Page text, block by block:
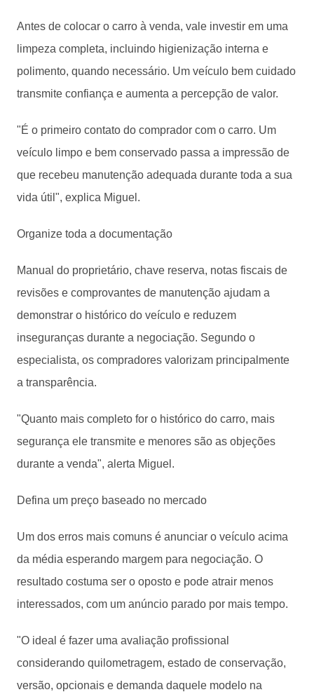
Antes de colocar o carro à venda, vale investir em uma
limpeza completa, incluindo higienização interna e
polimento, quando necessário. Um veículo bem cuidado
transmite confiança e aumenta a percepção de valor.
"É o primeiro contato do comprador com o carro. Um
veículo limpo e bem conservado passa a impressão de
que recebeu manutenção adequada durante toda a sua
vida útil", explica Miguel.
Organize toda a documentação
Manual do proprietário, chave reserva, notas fiscais de
revisões e comprovantes de manutenção ajudam a
demonstrar o histórico do veículo e reduzem
inseguranças durante a negociação. Segundo o
especialista, os compradores valorizam principalmente
a transparência.
"Quanto mais completo for o histórico do carro, mais
segurança ele transmite e menores são as objeções
durante a venda", alerta Miguel.
Defina um preço baseado no mercado
Um dos erros mais comuns é anunciar o veículo acima
da média esperando margem para negociação. O
resultado costuma ser o oposto e pode atrair menos
interessados, com um anúncio parado por mais tempo.
"O ideal é fazer uma avaliação profissional
considerando quilometragem, estado de conservação,
versão, opcionais e demanda daquele modelo na